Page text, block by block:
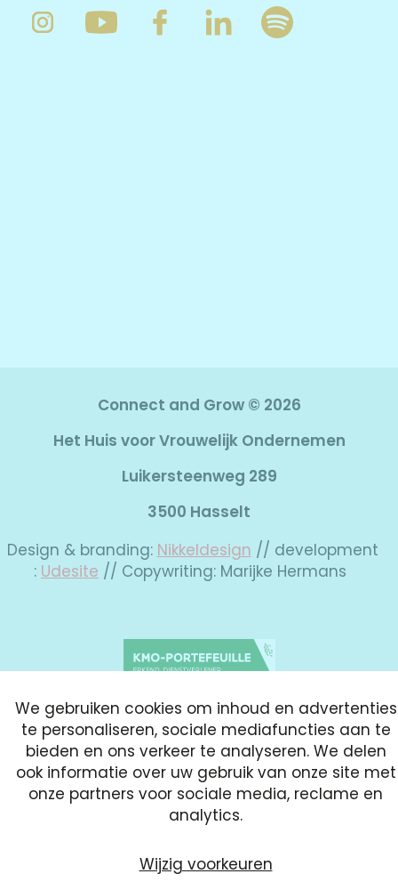
Connect and Grow © 2026
Het Huis voor Vrouwelijk Ondernemen
Luikersteenweg 289
3500 Hasselt
Design & branding: Nikkeldesign // development
: Udesite // Copywriting: Marijke Hermans
Cookies Cookievoorkeuren wijzigen
We gebruiken cookies om inhoud en advertenties
te personaliseren, sociale mediafuncties aan te
bieden en ons verkeer te analyseren. We delen
ook informatie over uw gebruik van onze site met
onze partners voor sociale media, reclame en
analytics.
Wijzig voorkeuren